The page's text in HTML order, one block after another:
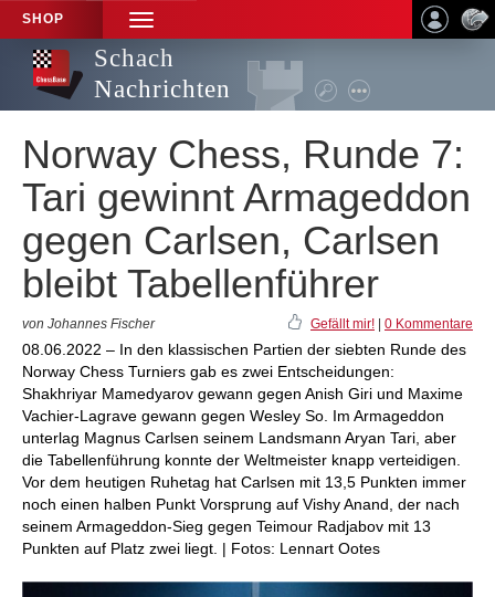
SHOP
TOGGLE
NAVIGATION
Schach
Nachrichten
Norway Chess, Runde 7:
Tari gewinnt Armageddon
gegen Carlsen, Carlsen
bleibt Tabellenführer
von Johannes Fischer Gefällt mir! 0 Kommentare
08.06.2022 – In den klassischen Partien der siebten Runde des
Norway Chess Turniers gab es zwei Entscheidungen:
Shakhriyar Mamedyarov gewann gegen Anish Giri und Maxime
Vachier-Lagrave gewann gegen Wesley So. Im Armageddon
unterlag Magnus Carlsen seinem Landsmann Aryan Tari, aber
die Tabellenführung konnte der Weltmeister knapp verteidigen.
Vor dem heutigen Ruhetag hat Carlsen mit 13,5 Punkten immer
noch einen halben Punkt Vorsprung auf Vishy Anand, der nach
seinem Armageddon-Sieg gegen Teimour Radjabov mit 13
Punkten auf Platz zwei liegt. | Fotos: Lennart Ootes